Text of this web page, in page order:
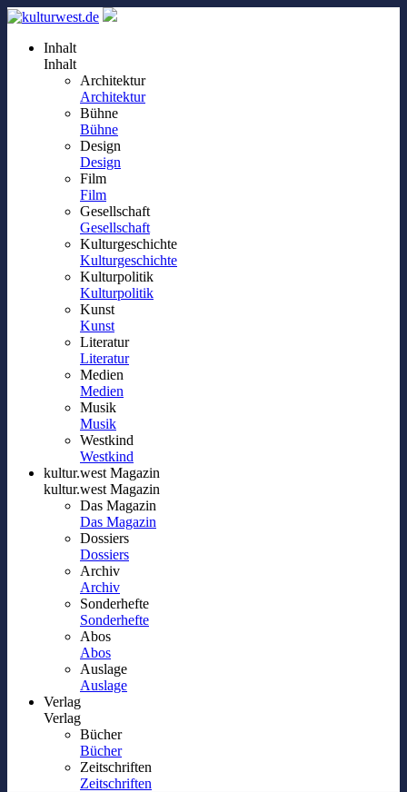
Inhalt
Inhalt
Architektur
Architektur
Bühne
Bühne
Design
Design
Film
Film
Gesellschaft
Gesellschaft
Kulturgeschichte
Kulturgeschichte
Kulturpolitik
Kulturpolitik
Kunst
Kunst
Literatur
Literatur
Medien
Medien
Musik
Musik
Westkind
Westkind
kultur.west Magazin
kultur.west Magazin
Das Magazin
Das Magazin
Dossiers
Dossiers
Archiv
Archiv
Sonderhefte
Sonderhefte
Abos
Abos
Auslage
Auslage
Verlag
Verlag
Bücher
Bücher
Zeitschriften
Zeitschriften